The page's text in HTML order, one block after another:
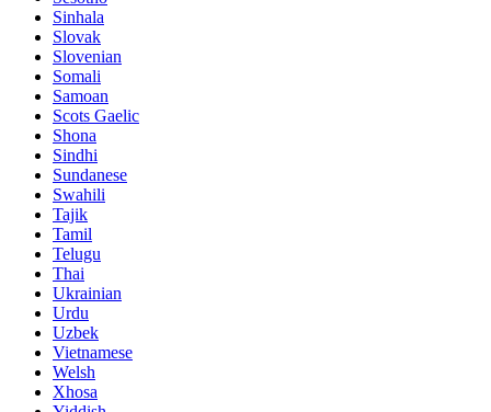
Sinhala
Slovak
Slovenian
Somali
Samoan
Scots Gaelic
Shona
Sindhi
Sundanese
Swahili
Tajik
Tamil
Telugu
Thai
Ukrainian
Urdu
Uzbek
Vietnamese
Welsh
Xhosa